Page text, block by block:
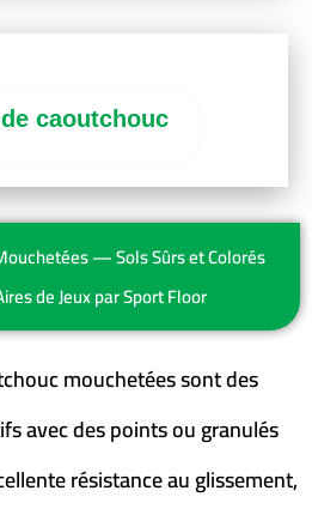
caoutchouc
— Sols Sûrs et Colorés
de Jeux par Sport Floor
mouchetées sont des
avec des points ou granulés
résistance au glissement,